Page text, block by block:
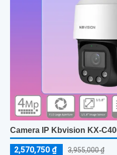
Camera IP Kbvision KX-
2,570,750 ₫ 3,955,000 ₫